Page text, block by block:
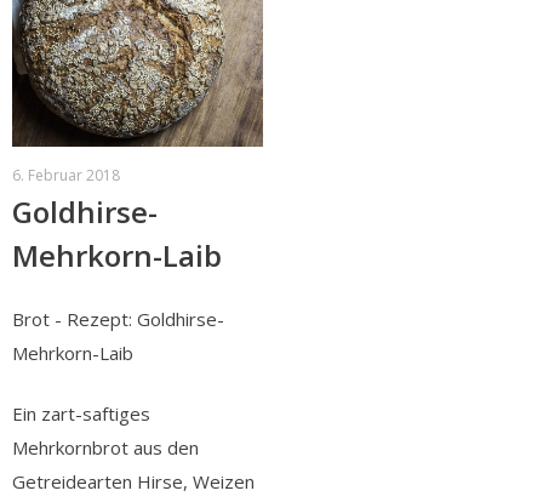
6. Februar 2018
Goldhirse-
Mehrkorn-Laib
Brot - Rezept: Goldhirse-
Mehrkorn-Laib
Ein zart-saftiges
Mehrkornbrot aus den
Getreidearten Hirse, Weizen